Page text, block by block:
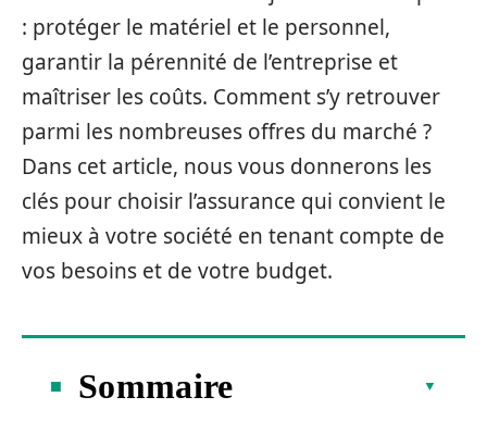
: protéger le matériel et le personnel,
garantir la pérennité de l’entreprise et
maîtriser les coûts. Comment s’y retrouver
parmi les nombreuses offres du marché ?
Dans cet article, nous vous donnerons les
clés pour choisir l’assurance qui convient le
mieux à votre société en tenant compte de
vos besoins et de votre budget.
Sommaire